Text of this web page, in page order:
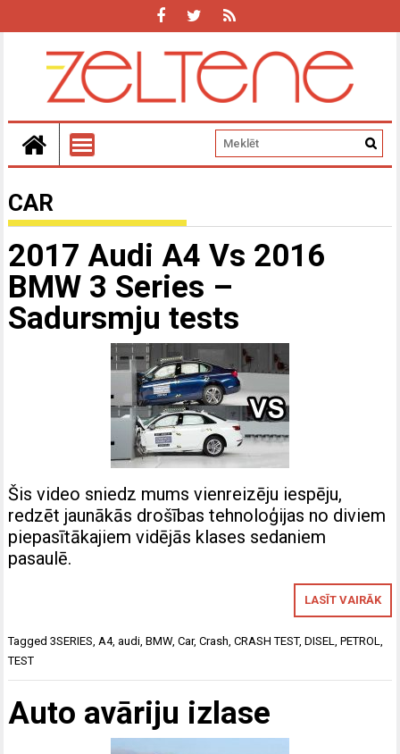
CAR
2017 Audi A4 Vs 2016
BMW 3 Series –
Sadursmju tests
Šis video sniedz mums vienreizēju iespēju,
redzēt jaunākās drošības tehnoloģijas no diviem
piepasītākajiem vidējās klases sedaniem
pasaulē.
LASĪT VAIRĀK
Tagged3SERIES A4,audi ,BMW,Car,Crash ,CRASH TEST,DISEL ,PETROL
TEST
Auto avāriju izlase